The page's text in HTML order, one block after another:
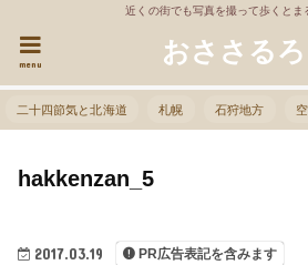
近くの街でも写真を撮って歩くとま
おささる
menu
二十四節気と北海道 札幌 石狩地方
2017.03.19 PR広告表記を含みます
hakkenzan_5